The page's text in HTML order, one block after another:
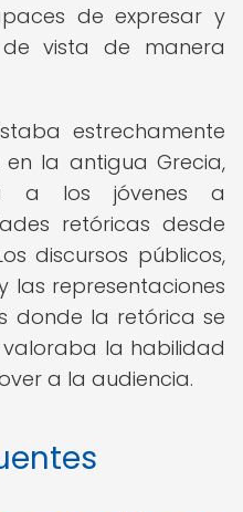
de expresar y
vista de manera
estrechamente
la antigua Grecia,
a los jóvenes a
retóricas desde
discursos públicos,
las representaciones
donde la retórica se
la habilidad
a la audiencia.